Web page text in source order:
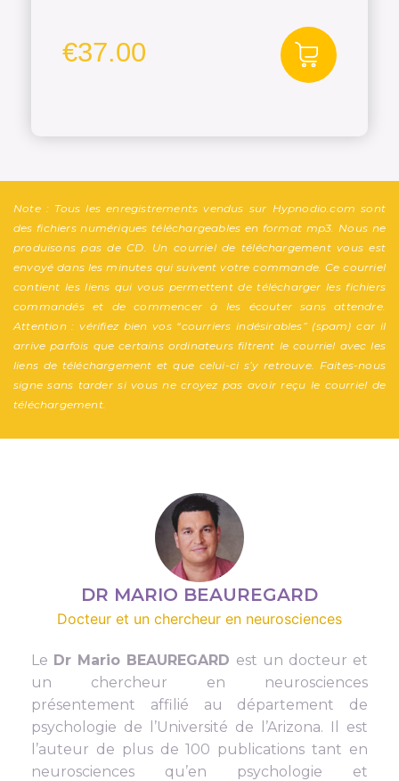
€37.00
Note : Tous les enregistrements vendus sur Hypnodio.com sont
des fichiers numériques téléchargeables en format mp3. Nous ne
produisons pas de CD. Un courriel de téléchargement vous est
envoyé dans les minutes qui suivent votre commande. Ce courriel
contient les liens qui vous permettent de télécharger les fichiers
commandés et de commencer à les écouter sans attendre.
Attention : vérifiez bien vos “courriers indésirables” (spam) car il
arrive parfois que certains ordinateurs filtrent le courriel avec les
liens de téléchargement et que celui-ci s’y retrouve. Faites-nous
signe sans tarder si vous ne croyez pas avoir reçu le courriel de
téléchargement.
DR MARIO BEAUREGARD
Docteur et un chercheur en neurosciences
Le Dr Mario BEAUREGARD est un docteur et
un chercheur en neurosciences
présentement affilié au département de
psychologie de l’Université de l’Arizona. Il est
l’auteur de plus de 100 publications tant en
neurosciences qu’en psychologie et